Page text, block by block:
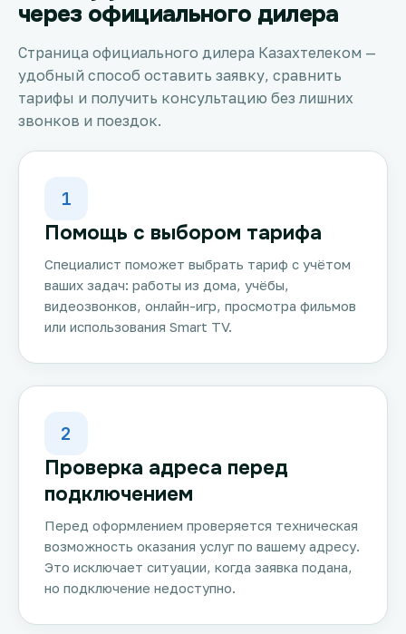
через официального дилера
Страница официального дилера Казахтелеком —
удобный способ оставить заявку, сравнить
тарифы и получить консультацию без лишних
звонков и поездок.
1
Помощь с выбором тарифа
Специалист поможет выбрать тариф с учётом
ваших задач: работы из дома, учёбы,
видеозвонков, онлайн-игр, просмотра фильмов
или использования Smart TV.
2
Проверка адреса перед
подключением
Перед оформлением проверяется техническая
возможность оказания услуг по вашему адресу.
Это исключает ситуации, когда заявка подана,
но подключение недоступно.